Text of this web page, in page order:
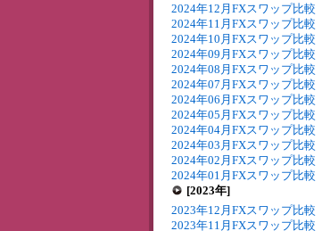
2024年12月FXスワップ比較
2024年11月FXスワップ比較
2024年10月FXスワップ比較
2024年09月FXスワップ比較
2024年08月FXスワップ比較
2024年07月FXスワップ比較
2024年06月FXスワップ比較
2024年05月FXスワップ比較
2024年04月FXスワップ比較
2024年03月FXスワップ比較
2024年02月FXスワップ比較
2024年01月FXスワップ比較
[2023年]
2023年12月FXスワップ比較
2023年11月FXスワップ比較